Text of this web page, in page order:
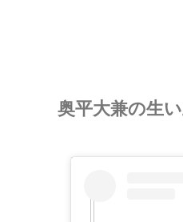
奥平大兼の生